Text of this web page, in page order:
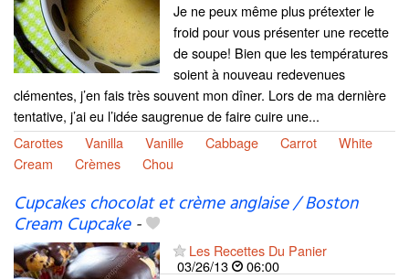
Je ne peux même plus prétexter le
froid pour vous présenter une recette
de soupe! Bien que les températures
soient à nouveau redevenues
clémentes, j’en fais très souvent mon dîner. Lors de ma dernière
tentative, j’ai eu l’idée saugrenue de faire cuire une...
Carottes
Vanilla Vanille Cabbage Carrot
White
Cream
Crèmes Chou
Cupcakes chocolat et crème anglaise / Boston
Cream Cupcake-
Les Recettes Du Panier
03/26/13
06:00